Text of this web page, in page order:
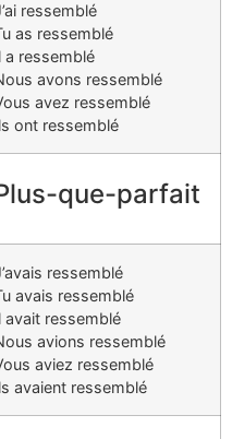
ressemblé
as ressemblé
a ressemblé
avons ressemblé
avez ressemblé
ont ressemblé
que-parfait
ressemblé
avais ressemblé
avait ressemblé
avions ressemblé
aviez ressemblé
avaient ressemblé